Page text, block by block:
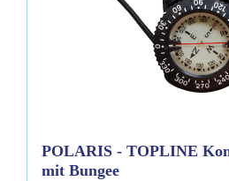
POLARIS - TOPLINE
mit Bungee